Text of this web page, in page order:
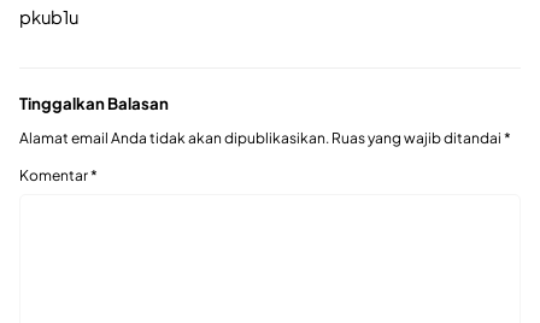
pkub1u
Tinggalkan Balasan
Alamat email Anda tidak akan dipublikasikan. Ruas yang wajib ditandai *
Komentar*